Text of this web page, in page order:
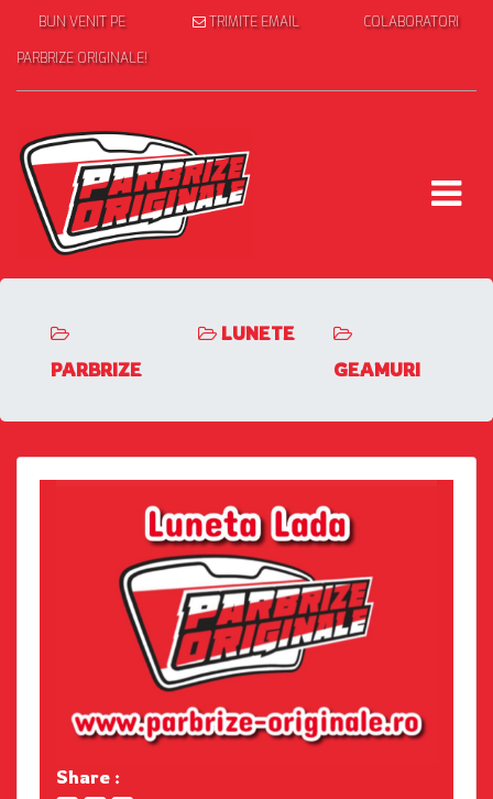
BUN VENIT PE
PARBRIZE ORIGINALE!
TRIMITE EMAIL COLABORATORI
PARBRIZE
LUNETE
GEAMURI
Share :